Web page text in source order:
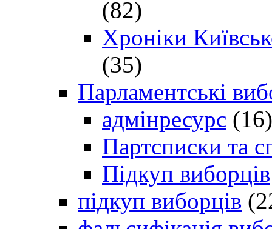
(82)
Хроніки
(35)
Парламентські
адмінресурс (16)
Партсписки та
Підкуп виборців
підкуп виборців